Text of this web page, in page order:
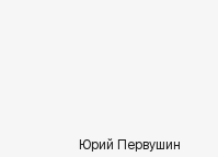
Юрий Первушин